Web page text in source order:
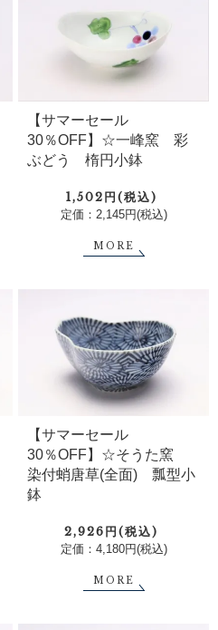
【サマーセール
30％OFF】☆一峰窯 彩
ぶどう 楕円小鉢
1,502円(税込)
定価：2,145円(税込)
MORE
【サマーセール
30％OFF】☆そうた窯
染付蛸唐草(全面) 瓢型小
鉢
2,926円(税込)
定価：4,180円(税込)
MORE